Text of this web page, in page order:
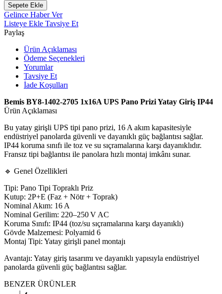
Sepete Ekle
Gelince Haber Ver
Listeye Ekle Tavsiye Et
Paylaş
Ürün Açıklaması
Ödeme Seçenekleri
Yorumlar
Tavsiye Et
İade Koşulları
Bemis BY8-1402-2705 1x16A UPS Pano Prizi Yatay Giriş IP44
Ürün Açıklaması
Bu yatay girişli UPS tipi pano prizi, 16 A akım kapasitesiyle
endüstriyel panolarda güvenli ve dayanıklı güç bağlantısı sağlar.
IP44 koruma sınıfı ile toz ve su sıçramalarına karşı dayanıklıdır.
Fransız tipi bağlantısı ile panolara hızlı montaj imkânı sunar.
🔹 Genel Özellikleri
Tipi: Pano Tipi Topraklı Priz
Kutup: 2P+E (Faz + Nötr + Toprak)
Nominal Akım: 16 A
Nominal Gerilim: 220–250 V AC
Koruma Sınıfı: IP44 (toz/su sıçramalarına karşı dayanıklı)
Gövde Malzemesi: Polyamid 6
Montaj Tipi: Yatay girişli panel montajı
Avantajı: Yatay giriş tasarımı ve dayanıklı yapısıyla endüstriyel
panolarda güvenli güç bağlantısı sağlar.
BENZER ÜRÜNLER